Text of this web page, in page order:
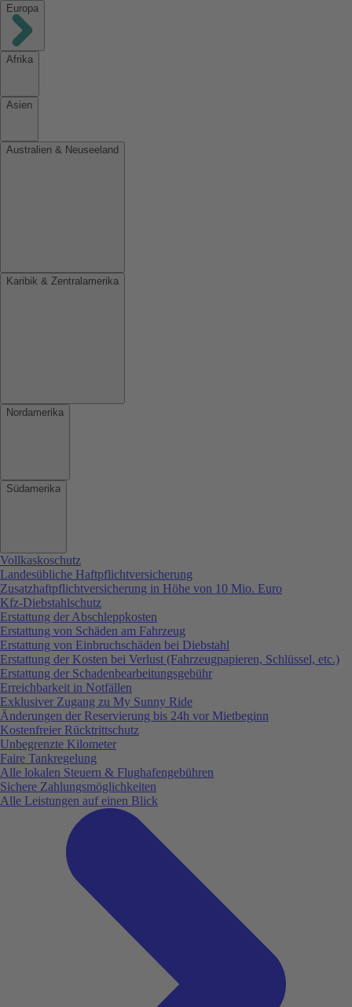
Europa
Afrika
Asien
Australien & Neuseeland
Karibik & Zentralamerika
Nordamerika
Südamerika
Vollkaskoschutz
Landesübliche Haftpflichtversicherung
Zusatzhaftpflichtversicherung in Höhe von 10 Mio. Euro
Kfz-Diebstahlschutz
Erstattung der Abschleppkosten
Erstattung von Schäden am Fahrzeug
Erstattung von Einbruchschäden bei Diebstahl
Erstattung der Kosten bei Verlust (Fahrzeugpapieren, Schlüssel, etc.)
Erstattung der Schadenbearbeitungsgebühr
Erreichbarkeit in Notfällen
Exklusiver Zugang zu My Sunny Ride
Änderungen der Reservierung bis 24h vor Mietbeginn
Kostenfreier Rücktrittschutz
Unbegrenzte Kilometer
Faire Tankregelung
Alle lokalen Steuern & Flughafengebühren
Sichere Zahlungsmöglichkeiten
Alle Leistungen auf einen Blick